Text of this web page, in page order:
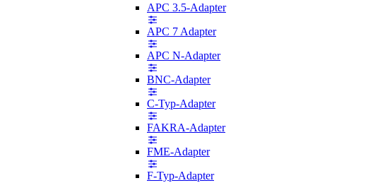
APC 3.5-Adapter
APC 7 Adapter
APC N-Adapter
BNC-Adapter
C-Typ-Adapter
FAKRA-Adapter
FME-Adapter
F-Typ-Adapter